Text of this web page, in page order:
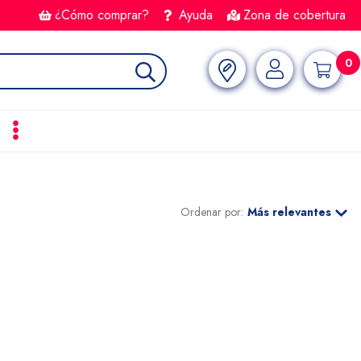
¿Cómo comprar? Ayuda Zona de cobertura
0
Ordenar por: Más relevantes